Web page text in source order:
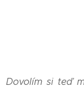
Dovolím si teď